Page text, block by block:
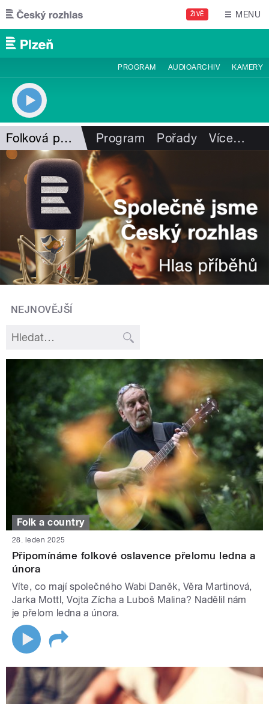
Přejít k hlavnímu obsahu
ŽIVĚ MENU
PROGRAM AUDIOARCHIV KAMERY
Folková pohlazení Program Pořady Více…
NEJNOVĚJŠÍ
Folk a country
28. leden 2025
Připomínáme folkové oslavence přelomu ledna a
února
Víte, co mají společného Wabi Daněk, Věra Martinová,
Jarka Mottl, Vojta Zícha a Luboš Malina? Nadělil nám
je přelom ledna a února.